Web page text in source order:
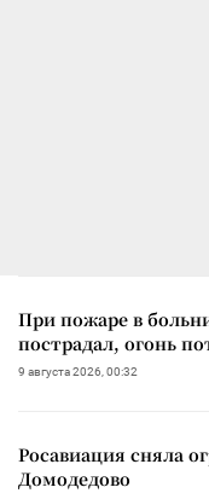
При пожаре в
пострадал, огонь
9 августа 2026, 00:32
Росавиация сняла
Домодедово